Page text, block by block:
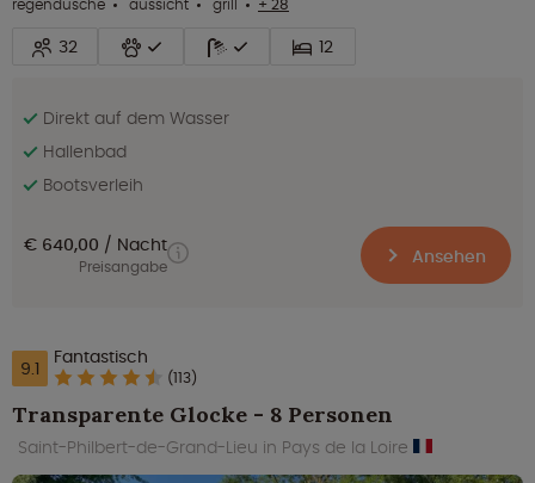
32 12
Direkt auf dem Wasser
Hallenbad
Bootsverleih
€ 640,00 Nacht
Preisangabe Ansehen
9.1 Fantastisch
(113)
Transparente Glocke - 8 Personen
Saint-Philbert-de-Grand-Lieu in Pays de la Loire